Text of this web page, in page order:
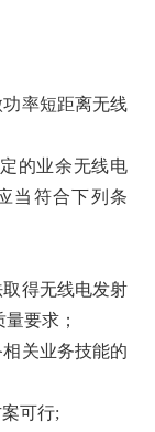
功率短距离无线
的业余无线电
当符合下列条
取得无线电发射
要求；
相关业务技能的
可行;